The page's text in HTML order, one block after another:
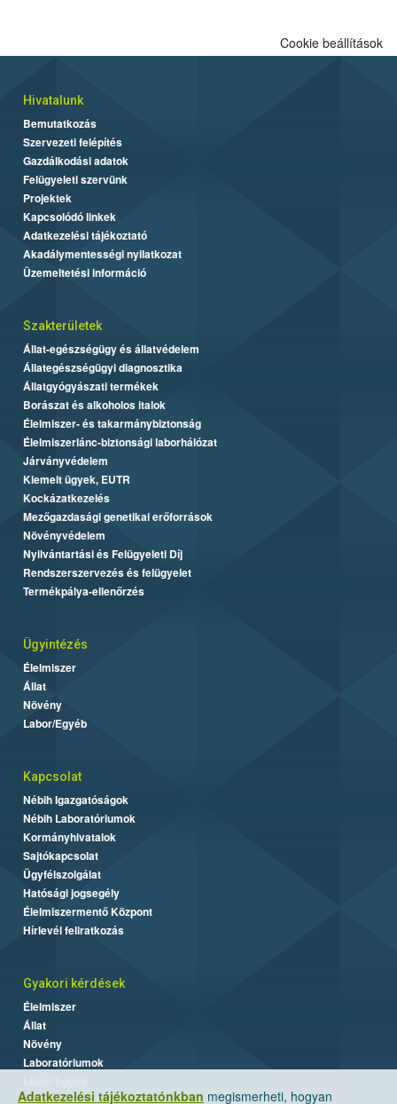
Adatkezelési tájékoztatónkban megismerheti, hogyan
Cookie beállítások
Hivatalunk
Bemutatkozás
Szervezeti felépítés
Gazdálkodási adatok
Felügyeleti szervünk
Projektek
Kapcsolódó linkek
Adatkezelési tájékoztató
Akadálymentességi nyilatkozat
Üzemeltetési információ
Szakterületek
Állat-egészségügy és állatvédelem
Állategészségügyi diagnosztika
Állatgyógyászati termékek
Borászat és alkoholos italok
Élelmiszer- és takarmánybiztonság
Élelmiszerlánc-biztonsági laborhálózat
Járványvédelem
Kiemelt ügyek, EUTR
Kockázatkezelés
Mezőgazdasági genetikai erőforrások
Növényvédelem
Nyilvántartási és Felügyeleti Díj
Rendszerszervezés és felügyelet
Termékpálya-ellenőrzés
Ügyintézés
Élelmiszer
Állat
Növény
Labor/Egyéb
Kapcsolat
Nébih Igazgatóságok
Nébih Laboratóriumok
Kormányhivatalok
Sajtókapcsolat
Ügyfélszolgálat
Hatósági jogsegély
Élelmiszermentő Központ
Hírlevél feliratkozás
Gyakori kérdések
Élelmiszer
Állat
Növény
Laboratóriumok